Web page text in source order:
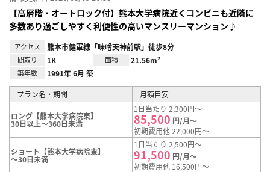
【高層階・オートロック付】熊本大学病院近くコンビニも近隣に
多数あり過ごしやすく利便性の高いマンスリーマンション♪
アクセス 熊本市健軍線「味噌天神前駅」徒歩8分
間取り 1K 面積 21.56m²
築年数 1991年 6月 築
プラン名・期間 月額目安
ロング【熊本大学病院東】
30日以上～360日未満
1日当たり 2,300円～
85,500 円/月～
初期費用他 22,000円～
ショート【熊本大学病院東】
～30日未満
1日当たり 2,500円～
91,500 円/月～
初期費用他 16,500円～